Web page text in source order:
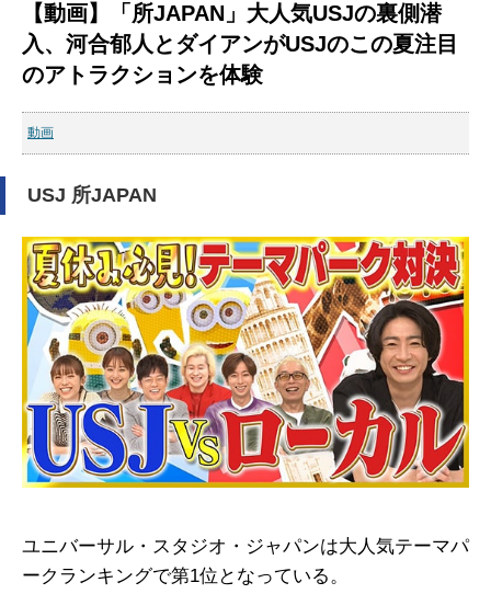
【動画】「所JAPAN」大人気USJの裏側潜
入、河合郁人とダイアンがUSJのこの夏注目
のアトラクションを体験
動画
USJ 所JAPAN
ユニバーサル・スタジオ・ジャパンは大人気テーマパ
ークランキングで第1位となっている。